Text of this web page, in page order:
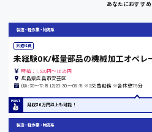
あなたにおすす
製造・軽作業・物流系
派遣社員
未経験OK/軽量部品の機械加工オペ
時給：1,300円～1,625円
広島県広島市安芸区
(1)8:30〜17:15 (2)20:30〜05:15 ※2交替勤務 ※各休憩75分
月収30万円以上も可能！
製造・軽作業・物流系